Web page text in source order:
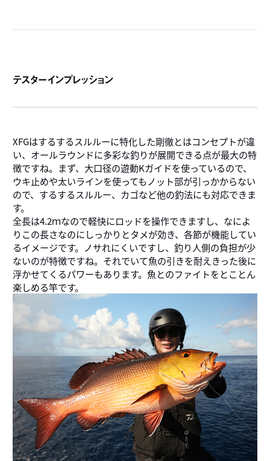
テスターインプレッション
XFGはするするスルルーに特化した剛徹とはコンセプトが違
い、オールラウンドに多彩な釣りが展開できる点が最大の特
徴ですね。まず、大口径の遊動Kガイドを使っているので、
ウキ止めや太いラインを使ってもノット部が引っかからない
ので、するするスルルー、カゴなど他の釣法にも対応できま
す。
全長は4.2ｍなので軽快にロッドを操作できますし、なによ
りこの長さなのにしっかりとタメが効き、各節が機能してい
るイメージです。ノサれにくいですし、釣り人側の負担が少
ないのが特徴ですね。それでいて魚の引きを耐えきった後に
浮かせてくるパワーもあります。魚とのファイトをとことん
楽しめる竿です。